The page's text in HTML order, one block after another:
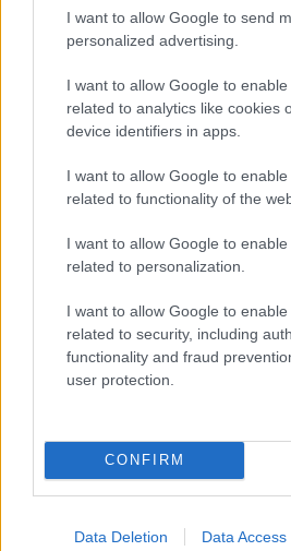
I want to allow Google to send
personalized advertising.
I want to allow Google to
related to analytics like cookies
device identifiers in apps.
I want to allow Google to
related to functionality of the
I want to allow Google to
related to personalization.
I want to allow Google to
related to security, including
functionality and fraud
user protection.
CONFIRM
Data Deletion Data Access
A GYŐRI AUDI ETO KC
MÉRKŐZÉSE
Az energiaellátás tehermentesítése
előrébb hozták a Brest Bretagne